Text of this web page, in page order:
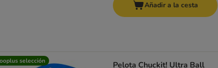
Añadir a la cesta
selección Pelota Chuckit! Ultra Ball